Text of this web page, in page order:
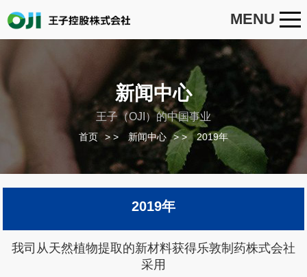
MENU
新闻中心
王子（OJI）的中国事业
首页 > 新闻中心 > 2019年
2019年
我司从天然植物提取的新材料获得乐敦制药株式会社
采用